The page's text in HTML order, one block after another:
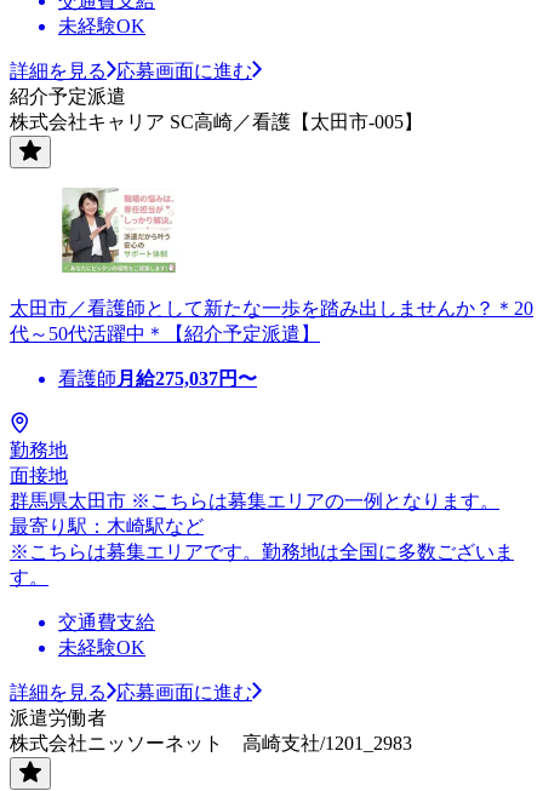
未経験OK
詳細を見る
応募画面に進む
紹介予定派遣
株式会社キャリア SC高崎／看護【太田市-005】
太田市／看護師として新たな一歩を踏み出しませんか？＊20
代～50代活躍中＊【紹介予定派遣】
看護師 月給275,037円〜
勤務地
面接地
群馬県太田市 ※こちらは募集エリアの一例となります。
最寄り駅：木崎駅など
※こちらは募集エリアです。勤務地は全国に多数ございま
す。
交通費支給
未経験OK
詳細を見る
応募画面に進む
派遣労働者
株式会社ニッソーネット 高崎支社/1201_2983